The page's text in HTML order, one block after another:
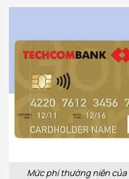
Mức phí thường niên